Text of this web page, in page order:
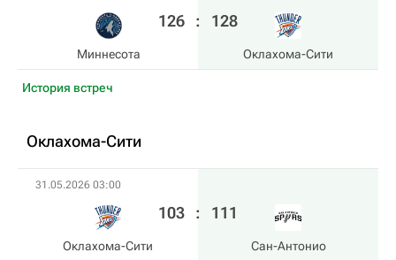
Миннесота
126 : 128
Оклахома-Сити
История встреч
Оклахома-Сити
31.05.2026 03:00
Оклахома-Сити
103 : 111
Сан-Антонио